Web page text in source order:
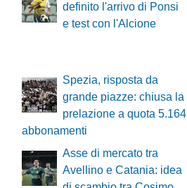
definito l'arrivo di Ponsi
e test con l'Alcione
Spezia, risposta da
grande piazze: chiusa la
prelazione a quota 5.164
abbonamenti
Asse di mercato tra
Avellino e Catania: idea